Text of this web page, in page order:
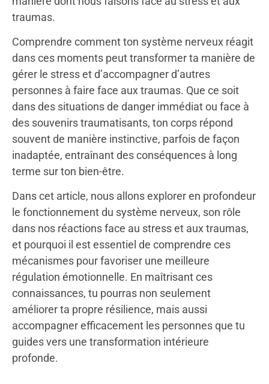
traumas.
Comprendre comment ton système nerveux réagit
dans ces moments peut transformer ta manière de
gérer le stress et d’accompagner d’autres
personnes à faire face aux traumas. Que ce soit
dans des situations de danger immédiat ou face à
des souvenirs traumatisants, ton corps répond
souvent de manière instinctive, parfois de façon
inadaptée, entraînant des conséquences à long
terme sur ton bien-être.
Dans cet article, nous allons explorer en profondeur
le fonctionnement du système nerveux, son rôle
dans nos réactions face au stress et aux traumas,
et pourquoi il est essentiel de comprendre ces
mécanismes pour favoriser une meilleure
régulation émotionnelle. En maîtrisant ces
connaissances, tu pourras non seulement
améliorer ta propre résilience, mais aussi
accompagner efficacement les personnes que tu
guides vers une transformation intérieure
profonde.